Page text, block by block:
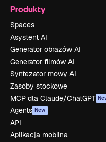
Produkty
Spaces
Asystent AI
Generator obrazów AI
Generator filmów AI
Syntezator mowy AI
Zasoby stockowe
MCP dla Claude/ChatGPT
Agents New
API
Aplikacja mobilna